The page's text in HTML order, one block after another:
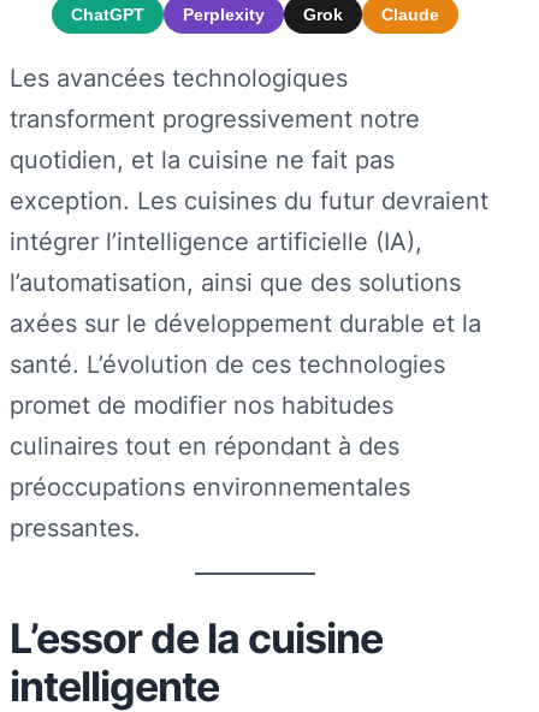
ChatGPT Perplexity Grok Claude
Les avancées technologiques
transforment progressivement notre
quotidien, et la cuisine ne fait pas
exception. Les cuisines du futur devraient
intégrer l’intelligence artificielle (IA),
l’automatisation, ainsi que des solutions
axées sur le développement durable et la
santé. L’évolution de ces technologies
promet de modifier nos habitudes
culinaires tout en répondant à des
préoccupations environnementales
pressantes.
L’essor de la cuisine
intelligente